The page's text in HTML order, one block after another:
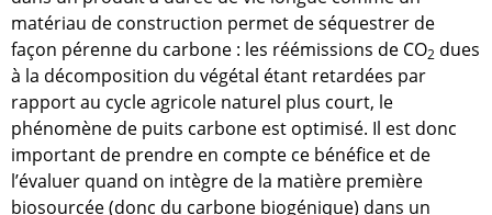
matériau de construction permet de séquestrer de
façon pérenne du carbone : les réémissions de CO2 dues
à la décomposition du végétal étant retardées par
rapport au cycle agricole naturel plus court, le
phénomène de puits carbone est optimisé. Il est donc
important de prendre en compte ce bénéfice et de
l’évaluer quand on intègre de la matière première
biosourcée (donc du carbone biogénique) dans un